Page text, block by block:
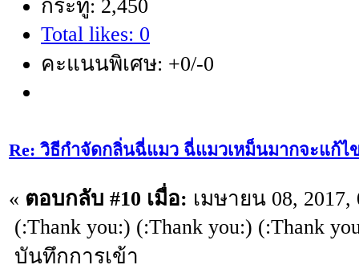
กระทู้: 2,450
Total likes: 0
คะแนนพิเศษ: +0/-0
Re: วิธีกำจัดกลิ่นฉี่แมว ฉี่แมวเหม็นมากจะแก้ไ
« ตอบกลับ #10 เมื่อ: เมษายน 08, 2017,
(:Thank you:) (:Thank you:) (:Thank
บันทึกการเข้า